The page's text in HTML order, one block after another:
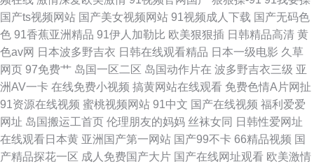
国产ts视频网站 国产美女视频网站 91视频成人下载 国产无码色
色 91香蕉亚洲精品 91伊人加勒比 欧美狠狠插 日韩精品高清 黄
色av网 日本波多野吉衣 日韩在线观看精品 日本一级电影 久草
网页 97免费艹 岛国一区二区 岛国动作片在 波多野吉衣三级 亚
洲AV一卡 在线免费小视频 搞黄网站在线观看 免费色情A片网扯
91资源在线视频 蜜桃视频网站 91中文 国产在线视频 福利爱爱
网址 岛国搬运工首页 伦理朋友的妈妈 丝袜女同 日韩性爱网址
在线观看日本黄 亚洲国产第一网站 国产99不卡 66精品视频 国
产精品探花一区 成人免费国产大片 国产在线网址观看 欧美激情